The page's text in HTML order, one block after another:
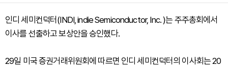
인디 세미컨덕터(INDI, indie Semiconductor, Inc. )는 주주총회에서
이사를 선출하고 보상안을 승인했다.
29일 미국 증권거래위원회에 따르면 인디 세미컨덕터의 이사회는 20